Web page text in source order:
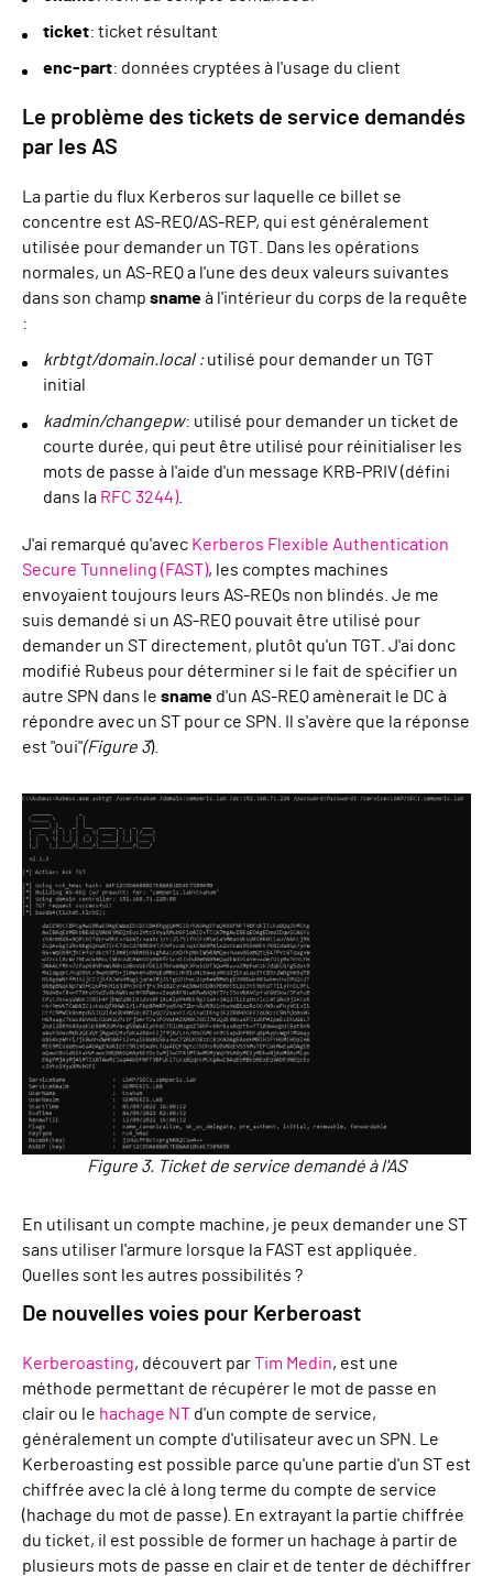
ticket: ticket résultant
enc-part: données cryptées à l'usage du client
Le problème des tickets de service demandés
par les AS
La partie du flux Kerberos sur laquelle ce billet se
concentre est AS-REQ/AS-REP, qui est généralement
utilisée pour demander un TGT. Dans les opérations
normales, un AS-REQ a l'une des deux valeurs suivantes
dans son champ snameà l'intérieur du corps de la requête
:
krbtgt/domain.local :utilisé pour demander un TGT
initial
kadmin/changepw: utilisé pour demander un ticket de
courte durée, qui peut être utilisé pour réinitialiser les
mots de passe à l'aide d'un message KRB-PRIV (défini
dans la RFC 3244).
J'ai remarqué qu'avec Kerberos Flexible Authentication
Secure Tunneling (FAST), les comptes machines
envoyaient toujours leurs AS-REQs non blindés. Je me
suis demandé si un AS-REQ pouvait être utilisé pour
demander un ST directement, plutôt qu'un TGT. J'ai donc
modifié Rubeus pour déterminer si le fait de spécifier un
autre SPN dans le sname d'un AS-REQ amènerait le DC à
répondre avec un ST pour ce SPN. Il s'avère que la réponse
est "oui"(Figure 3).
Figure 3. Ticket de service demandé à l'AS
En utilisant un compte machine, je peux demander une ST
sans utiliser l'armure lorsque la FAST est appliquée.
Quelles sont les autres possibilités ?
De nouvelles voies pour Kerberoast
Kerberoasting, découvert parTim Medin, est une
méthode permettant de récupérer le mot de passe en
clair ou le hachage NT d'un compte de service,
généralement un compte d'utilisateur avec un SPN. Le
Kerberoasting est possible parce qu'une partie d'un ST est
chiffrée avec la clé à long terme du compte de service
(hachage du mot de passe). En extrayant la partie chiffrée
du ticket, il est possible de former un hachage à partir de
plusieurs mots de passe en clair et de tenter de déchiffrer